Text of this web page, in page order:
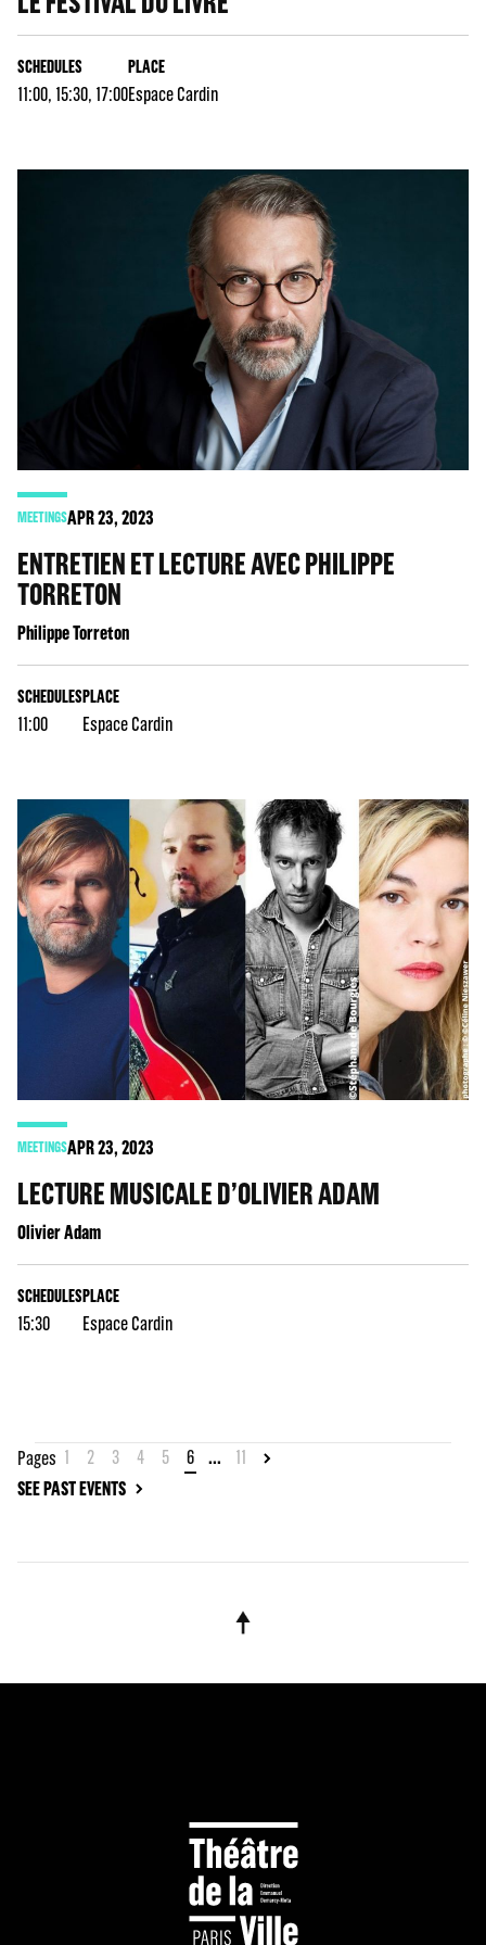
SCHEDULES
11:00, 15:30, 17:00
PLACE
Espace Cardin
MEETINGSAPR23, 2023
ENTRETIEN ET LECTURE AVEC PHILIPPE
TORRETON
Philippe Torreton
SCHEDULES
11:00
PLACE
Espace Cardin
MEETINGSAPR23, 2023
LECTURE MUSICALE D’OLIVIER ADAM
Olivier Adam
SCHEDULES
15:30
PLACE
Espace Cardin
Pages 1 2 3 4 5 6 ...
11
SEE PAST EVENTS